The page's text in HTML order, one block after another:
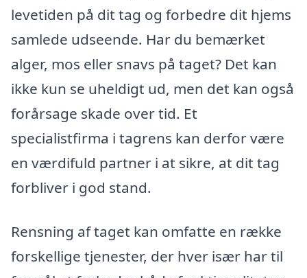
levetiden på dit tag og forbedre dit hjems
samlede udseende. Har du bemærket
alger, mos eller snavs på taget? Det kan
ikke kun se uheldigt ud, men det kan også
forårsage skade over tid. Et
specialistfirma i tagrens kan derfor være
en værdifuld partner i at sikre, at dit tag
forbliver i god stand.
Rensning af taget kan omfatte en række
forskellige tjenester, der hver især har til